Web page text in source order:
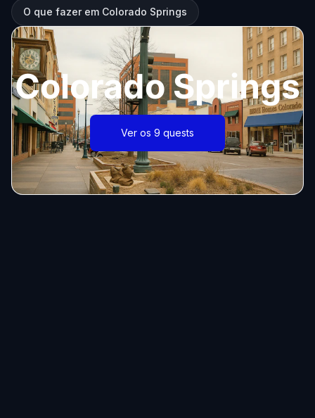
O que fazer em Colorado Springs
Colorado Springs
Ver os 9 quests